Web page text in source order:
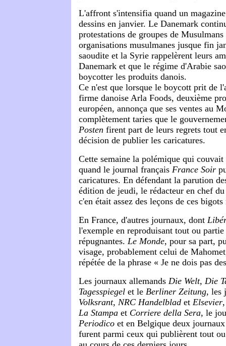
L'affront s'intensifia quand un
dessins en janvier. Le Danemark
protestations de groupes de
organisations musulmanes jusque fin
saoudite et la Syrie rappelèrent leurs
Danemark et que le régime d'Arabie
boycotter les produits danois.
Ce n'est que lorsque le boycott prit de
firme danoise Arla Foods, deuxième
européen, annonça que ses ventes au
complètement taries que le
Posten firent part de leurs regrets tout
décision de publier les caricatures.
Cette semaine la polémique qui
quand le journal français France Soir
caricatures. En défendant la parution
édition de jeudi, le rédacteur en chef
c'en était assez des leçons de ces
En France, d'autres journaux, dont
l'exemple en reproduisant tout ou partie
répugnantes. Le Monde, pour sa part,
visage, probablement celui de
répétée de la phrase « Je ne dois pas
Les journaux allemands Die Welt, Die
Tagesspiegel et le Berliner Zeitung, les
Volksrant, NRC Handelblad et Elsevier
La Stampa et Corriere della Sera, le
Periodico et en Belgique deux
furent parmi ceux qui publièrent tout